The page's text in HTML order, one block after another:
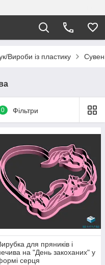
Вироби із пластику
0 Фільтри
для пряників і
на "День закоханих" у
серця